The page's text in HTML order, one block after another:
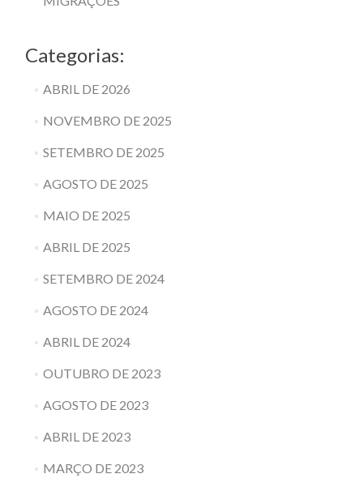
Categorias:
ABRIL DE 2026
NOVEMBRO DE 2025
SETEMBRO DE 2025
AGOSTO DE 2025
MAIO DE 2025
ABRIL DE 2025
SETEMBRO DE 2024
AGOSTO DE 2024
ABRIL DE 2024
OUTUBRO DE 2023
AGOSTO DE 2023
ABRIL DE 2023
MARÇO DE 2023